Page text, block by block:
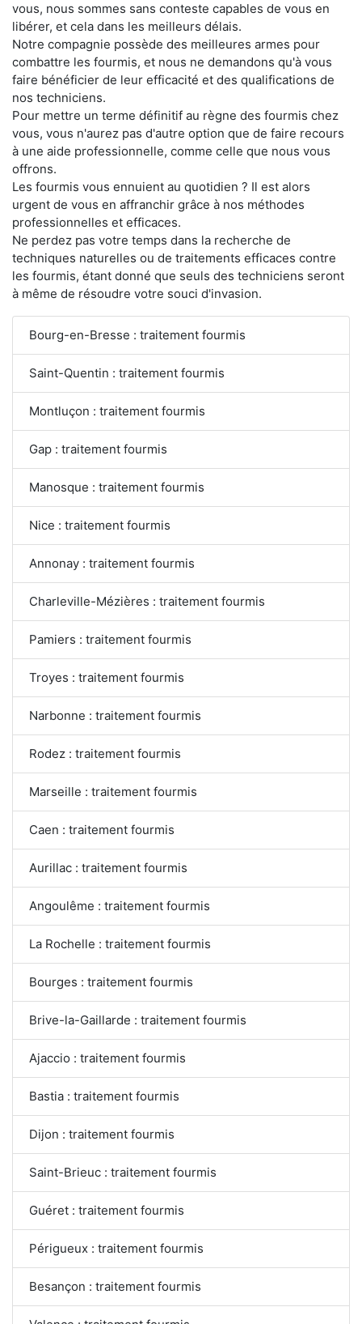
vous, nous sommes sans conteste capables de vous en
libérer, et cela dans les meilleurs délais.
Notre compagnie possède des meilleures armes pour
combattre les fourmis, et nous ne demandons qu'à vous
faire bénéficier de leur efficacité et des qualifications de
nos techniciens.
Pour mettre un terme définitif au règne des fourmis chez
vous, vous n'aurez pas d'autre option que de faire recours
à une aide professionnelle, comme celle que nous vous
offrons.
Les fourmis vous ennuient au quotidien ? Il est alors
urgent de vous en affranchir grâce à nos méthodes
professionnelles et efficaces.
Ne perdez pas votre temps dans la recherche de
techniques naturelles ou de traitements efficaces contre
les fourmis, étant donné que seuls des techniciens seront
à même de résoudre votre souci d'invasion.
Bourg-en-Bresse : traitement fourmis
Saint-Quentin : traitement fourmis
Montluçon : traitement fourmis
Gap : traitement fourmis
Manosque : traitement fourmis
Nice : traitement fourmis
Annonay : traitement fourmis
Charleville-Mézières : traitement fourmis
Pamiers : traitement fourmis
Troyes : traitement fourmis
Narbonne : traitement fourmis
Rodez : traitement fourmis
Marseille : traitement fourmis
Caen : traitement fourmis
Aurillac : traitement fourmis
Angoulême : traitement fourmis
La Rochelle : traitement fourmis
Bourges : traitement fourmis
Brive-la-Gaillarde : traitement fourmis
Ajaccio : traitement fourmis
Bastia : traitement fourmis
Dijon : traitement fourmis
Saint-Brieuc : traitement fourmis
Guéret : traitement fourmis
Périgueux : traitement fourmis
Besançon : traitement fourmis